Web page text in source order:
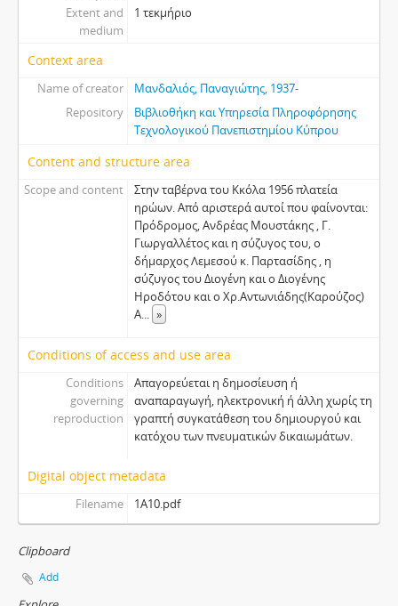
Extent and
medium
1 τεκμήριο
Context area
Name of creator
Μανδαλιός, Παναγιώτης, 1937-
Repository
Βιβλιοθήκη και Υπηρεσία Πληροφόρησης
Τεχνολογικού Πανεπιστημίου Κύπρου
Content and structure area
Scope and content
Στην ταβέρνα του Κκόλα 1956 πλατεία
ηρώων. Από αριστερά αυτοί που φαίνονται:
Πρόδρομος, Ανδρέας Μουστάκης , Γ.
Γιωργαλλέτος και η σύζυγος του, ο
δήμαρχος Λεμεσού κ. Παρτασίδης , η
σύζυγος του Διογένη και ο Διογένης
Ηροδότου και ο Χρ.Αντωνιάδης(Καρούζος)
Α... »
Conditions of access and use area
Conditions
governing
reproduction
Απαγορεύεται η δημοσίευση ή
αναπαραγωγή, ηλεκτρονική ή άλλη χωρίς τη
γραπτή συγκατάθεση του δημιουργού και
κατόχου των πνευματικών δικαιωμάτων.
Digital object metadata
Filename 1A10.pdf
Clipboard
Add